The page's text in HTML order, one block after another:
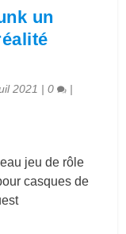
un
2021 |0 |
jeu de rôle
casques de